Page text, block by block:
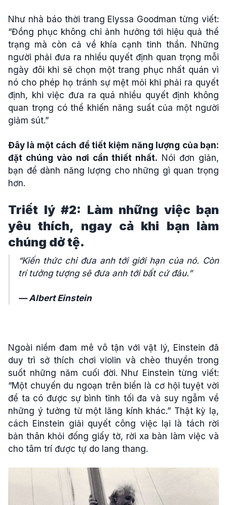
Như nhà báo thời trang Elyssa Goodman từng viết:
“Đồng phục không chỉ ảnh hưởng tới hiệu quả thể
trạng mà còn cả về khía cạnh tinh thần. Những
người phải đưa ra nhiều quyết định quan trọng mỗi
ngày đôi khi sẽ chọn một trang phục nhất quán vì
nó cho phép họ tránh sự mệt mỏi khi phải ra quyết
định, khi việc đưa ra quá nhiều quyết định không
quan trọng có thể khiến năng suất của một người
giảm sút.”
Đây là một cách để tiết kiệm năng lượng của bạn:
đặt chúng vào nơi cần thiết nhất. Nói đơn giản,
bạn để dành năng lượng cho những gì quan trọng
hơn.
Triết lý #2: Làm những việc bạn
yêu thích, ngay cả khi bạn làm
chúng dở tệ.
“Kiến thức chỉ đưa anh tới giới hạn của nó. Còn
trí tưởng tượng sẽ đưa anh tới bất cứ đâu.”
— Albert Einstein
Ngoài niềm đam mê vô tận với vật lý, Einstein đã
duy trì sở thích chơi violin và chèo thuyền trong
suốt những năm cuối đời. Như Einstein từng viết:
“Một chuyến du ngoạn trên biển là cơ hội tuyệt vời
để ta có được sự bình tĩnh tối đa và suy ngẫm về
những ý tưởng từ một lăng kính khác.” Thật kỳ lạ,
cách Einstein giải quyết công việc lại là tách rời
bản thân khỏi đống giấy tờ, rời xa bàn làm việc và
cho tâm trí được tự do lang thang.